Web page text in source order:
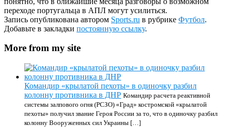
переходе португальца в АПЛ могут усилиться.
Запись опубликована автором Sports.ru в рубрике Футбол.
Добавьте в закладки постоянную ссылку.
More from my site
Командир «крылатой пехоты» в одиночку разбил
колонну противника в ДНР Командир расчета реактивной
системы залпового огня (РСЗО) «Град» костромской «крылатой
пехоты» получил звание Героя России за то, что в одиночку разбил
колонну Вооруженных сил Украины […]